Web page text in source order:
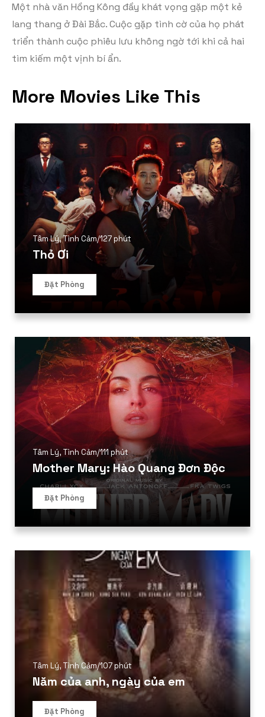
Một nhà văn Hồng Kông đầy khát vọng gặp một kẻ
lang thang ở Đài Bắc. Cuộc gặp tình cờ của họ phát
triển thành cuộc phiêu lưu không ngờ tới khi cả hai
tìm kiếm một vịnh bí ẩn.
More Movies Like This
Tâm Lý,Tình Cảm/127 phút
Thỏ Ơi
Đặt Phòng
Tâm Lý, Tình Cảm/111 phút
Mother Mary: Hào Quang Đơn Độc
Đặt Phòng
Tâm Lý, Tình Cảm/107 phút
Năm của anh, ngày của em
Đặt Phòng